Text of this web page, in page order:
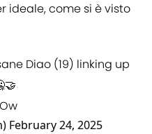
ideale, come si è visto
Diao (19) linking up
February 24, 2025